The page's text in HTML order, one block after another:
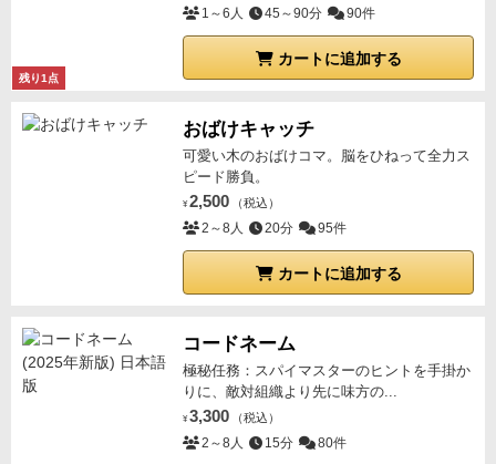
残り1点
1～6人 45～90分 90件
カートに追加する
おばけキャッチ
可愛い木のおばけコマ。脳をひねって全力ス
ピード勝負。
¥ 2,500 （税込）
2～8人 20分 95件
カートに追加する
コードネーム
極秘任務：スパイマスターのヒントを手掛か
りに、敵対組織より先に味方の...
¥ 3,300 （税込）
2～8人 15分 80件